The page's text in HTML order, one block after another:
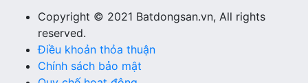
Copyright © 2021 Batdongsan.vn, All rights
reserved.
Điều khoản thỏa thuận
Chính sách bảo mật